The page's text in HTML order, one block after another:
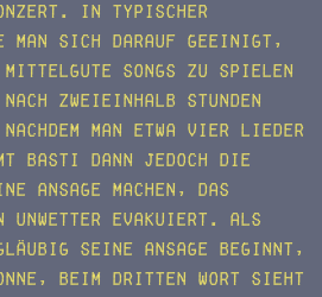
In typischer
man sich darauf geeinigt,
Songs zu spielen
zweieinhalb Stunden
man etwa vier Lieder
Basti dann jedoch die
Ansage machen, das
Unwetter evakuiert. Als
seine Ansage beginnt,
beim dritten Wort sieht